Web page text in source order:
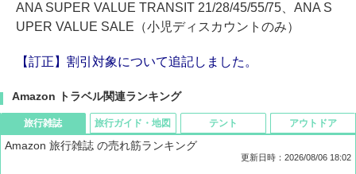
ANA SUPER VALUE TRANSIT 21/28/45/55/75、ANA S
UPER VALUE SALE（小児ディスカウントのみ）
【訂正】割引対象について追記しました。
Amazon トラベル関連ランキング
旅行雑誌
Amazon 旅行雑誌 の売れ筋ランキング
更新日時：2026/08/06 18:02
旅行ガイド・地図 テント アウトドア